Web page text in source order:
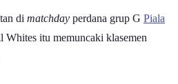
di matchday perdana grup G Piala
itu memuncaki klasemen